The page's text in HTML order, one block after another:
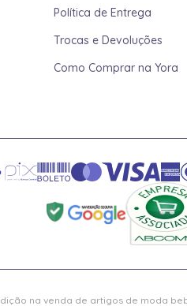
Política de Entrega
Trocas e Devoluções
Como Comprar na Yora
na venda de artigos de moda